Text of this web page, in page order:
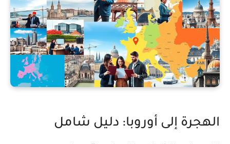
الهجرة إلى أوروبا: دليل شامل